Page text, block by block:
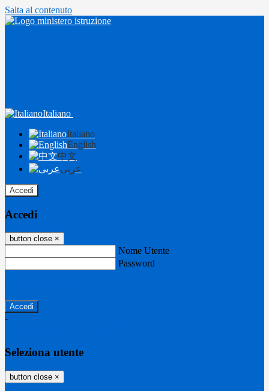
Salta al contenuto
Italiano
Italiano
English
中文
عربى
Accedi
Accedi
button close ×
Nome Utente
Password
-
Seleziona utente
button close ×